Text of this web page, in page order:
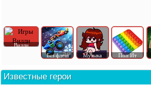
Вилли
Без флеш
Музыка Поп Ит
Известные герои